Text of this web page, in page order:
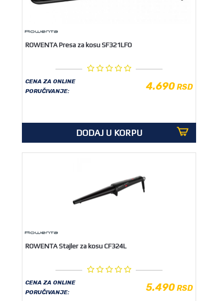
ROWENTA Presa za kosu SF321LFO
CENA ZA ONLINE
PORUČIVANJE:
4.690RSD
DODAJ U KORPU
ROWENTA Stajler za kosu CF324L
CENA ZA ONLINE
PORUČIVANJE:
5.490RSD